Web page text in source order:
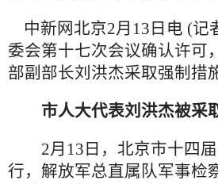
中新网北京2月13日电 (记
委会第十七次会议确认许可
部副部长刘洪杰采取强制措
市人大代表刘洪杰被采
2月13日，北京市十四届
行，解放军总直属队军事检